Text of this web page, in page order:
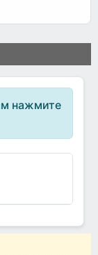
нажмите